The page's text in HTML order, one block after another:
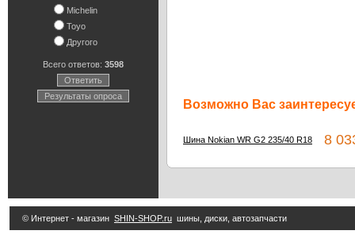
Michelin
Toyo
Другого
Всего ответов: 3598
Ответить
Результаты опроса
Возможно Вас
Шина Nokian WR G2 235/40 R18 8
© Интернет - магазин SHIN-SHOP.ru шины, диски, автозапчасти